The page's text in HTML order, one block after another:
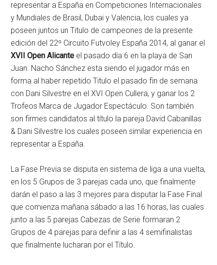
representar a España en Competiciones Internacionales
y Mundiales de Brasil, Dubai y Valencia, los cuales ya
poseen juntos un Titulo de campeones de la presente
edición del 22º Circuito Futvoley España 2014, al ganar el
XVII Open Alicante el pasado día 6 en la playa de San
Juan. Nacho Sánchez esta siendo el jugador más en
forma al haber repetido Titulo el pasado fin de semana
con Dani Silvestre en el XVI Open Cullera, y ganar los 2
Trofeos Marca de Jugador Espectáculo. Son también
son firmes candidatos al título la pareja David Cabanillas
& Dani Silvestre los cuales poseen similar experiencia en
representar a España.
La Fase Previa se disputa en sistema de liga a una vuelta,
en los 5 Grupos de 3 parejas cada uno, que finalmente
darán el paso a las 3 mejores para disputar la Fase Final
que comienza mañana sábado a las 16 horas, las cuales
junto a las 5 parejas Cabezas de Serie formaran 2
Grupos de 4 parejas para definir a las 4 semifinalistas
que finalmente lucharan por el Título.